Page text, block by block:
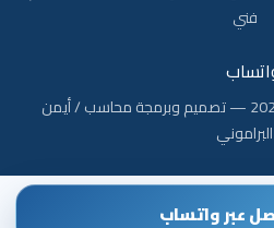
عبر واتساب
فني
جميع الحقوق محفوظة © 2026 — تصميم وبرمجة محاسب / أيمن
البراموني